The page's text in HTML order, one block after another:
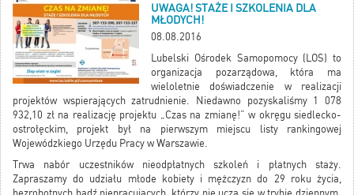
UWAGA! STAŻE I SZKOLENIA DLA
MŁODYCH!
08.08.2016
Lubelski Ośrodek Samopomocy (LOS) to
organizacja pozarządowa, która ma
wieloletnie doświadczenie w realizacji
projektów wspierających zatrudnienie. Niedawno pozyskaliśmy 1 078
932,10 zł na realizację projektu „Czas na zmianę!” w okręgu siedlecko-
ostrołęckim, projekt był na pierwszym miejscu listy rankingowej
Wojewódzkiego Urzędu Pracy w Warszawie.
Trwa nabór uczestników nieodpłatnych szkoleń i płatnych staży.
Zapraszamy do udziału młode kobiety i mężczyzn do 29 roku życia,